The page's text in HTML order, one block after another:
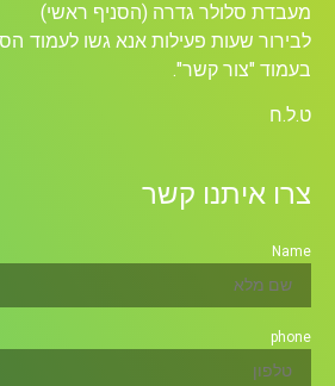
מעבדת סלולר גדרה (הסניף ראשי)
לבירור שעות פעילות אנא גשו לעמוד
בעמוד "צור קשר".
ט.ל.ח
צרו איתנו קשר
Name
phone